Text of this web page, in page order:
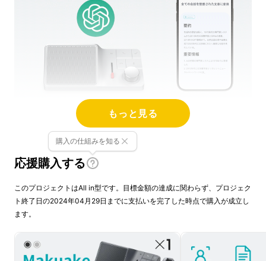
ワンタッチで録音を開始し、AIによる全自動文
字起こし＆要約が全部丸投げで簡単に完成！
額サブスク料金無しで本体だけで使えます！
もっと見る
応援購入する
購入の仕組みを知る
このプロジェクトはAll in型です。目標金額の達成に関わらず、プロジェク
ト終了日の2024年04月29日までに支払いを完了した時点で購入が成立し
ます。